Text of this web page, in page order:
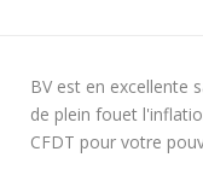
BV est en excellente
de plein fouet
CFDT pour votre